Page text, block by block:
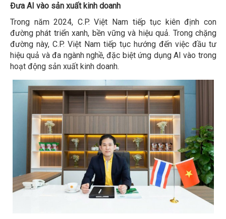
Đưa AI vào sản xuất kinh doanh
Trong năm 2024, C.P. Việt Nam tiếp tục kiên định con
đường phát triển xanh, bền vững và hiệu quả. Trong chặng
đường này, C.P. Việt Nam tiếp tục hướng đến việc đầu tư
hiệu quả và đa ngành nghề, đặc biệt ứng dụng AI vào trong
hoạt động sản xuất kinh doanh.